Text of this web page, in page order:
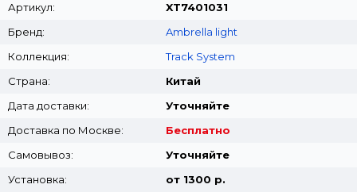
Артикул:
XT7401031
Бренд:
Ambrella light
Коллекция:
Track System
Страна:
Китай
Дата доставки:
Уточняйте
Доставка по Москве:
Бесплатно
Самовывоз:
Уточняйте
Установка:
от 1300 p.